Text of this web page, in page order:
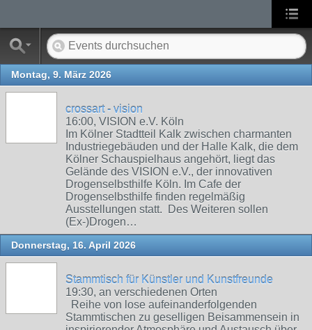
Montag, 9. März 2026
crossart - vision
16:00, VISION e.V. Köln
Im Kölner Stadtteil Kalk zwischen charmanten
Industriegebäuden und der Halle Kalk, die dem
Kölner Schauspielhaus angehört, liegt das
Gelände des VISION e.V., der innovativen
Drogenselbsthilfe Köln. Im Cafe der
Drogenselbsthilfe finden regelmäßig
Ausstellungen statt. Des Weiteren sollen
(Ex-)Drogen…
Donnerstag, 16. April 2026
Stammtisch für Künstler und Kunstfreunde
19:30, an verschiedenen Orten
Reihe von lose aufeinanderfolgenden
Stammtischen zu geselligen Beisammensein in